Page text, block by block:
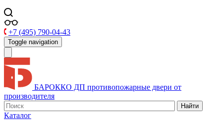
+7 (495) 790-04-43
Toggle navigation
БАРОККО ДП противопожарные двери от
производителя
Найти
Каталог